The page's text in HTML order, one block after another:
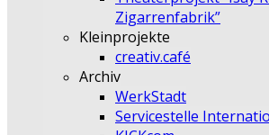
Zigarrenfabrik”
Kleinprojekte
creativ.café
Archiv
WerkStadt
Servicestelle